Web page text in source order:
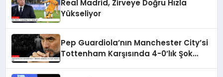
Real Madrid, Zirveye Doğru Hızla
Yükseliyor
Pep Guardiola’nın Manchester City’si
Tottenham Karşısında 4-0’lık Şok